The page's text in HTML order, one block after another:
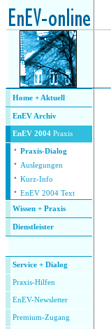
Home + Aktuell
EnEV Archiv
EnEV 2004 Praxis
· Praxis-Dialog
· Auslegungen
· Kurz-Info
· EnEV 2004 Text
Wissen + Praxis
Dienstleister
Service + Dialog
Praxis-Hilfen
EnEV-Newsletter
Premium-Zugang